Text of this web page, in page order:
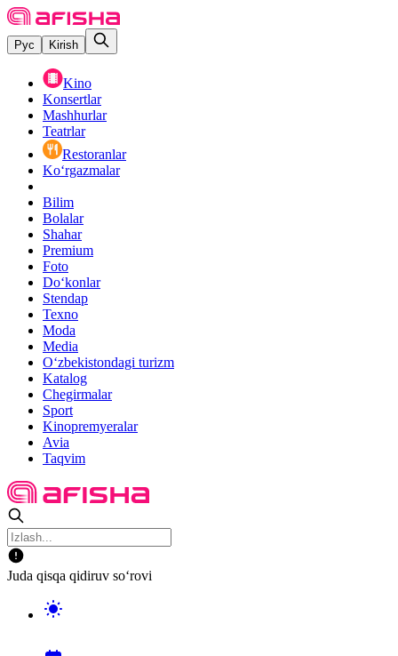
Рус Kirish
Kino
Konsertlar
Mashhurlar
Teatrlar
Restoranlar
Ko‘rgazmalar
Bilim
Bolalar
Shahar
Premium
Foto
Do‘konlar
Stendap
Texno
Moda
Media
O‘zbekistondagi turizm
Katalog
Chegirmalar
Sport
Kinopremyeralar
Avia
Taqvim
Juda qisqa qidiruv so‘rovi